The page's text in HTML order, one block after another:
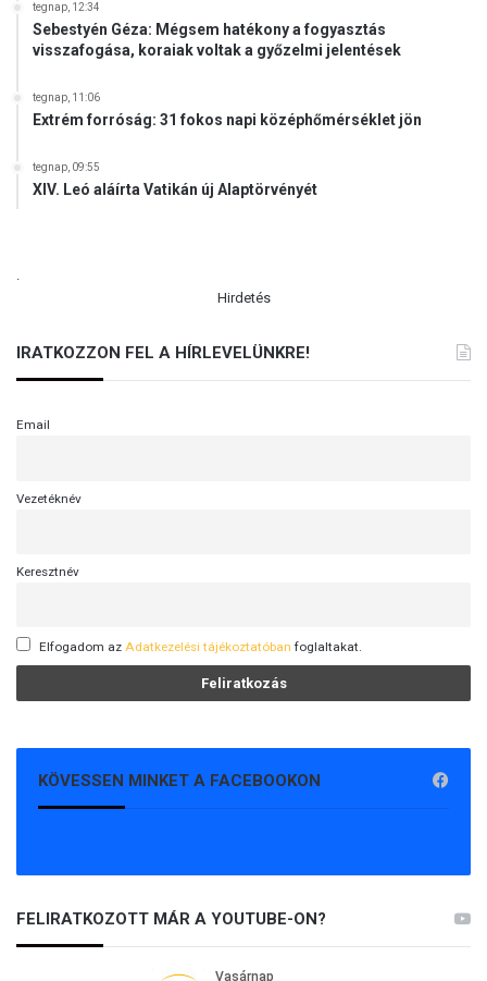
tegnap, 12:34
Sebestyén Géza: Mégsem hatékony a fogyasztás
visszafogása, koraiak voltak a győzelmi jelentések
tegnap, 11:06
Extrém forróság: 31 fokos napi középhőmérséklet jön
tegnap, 09:55
XIV. Leó aláírta Vatikán új Alaptörvényét
.
Hirdetés
IRATKOZZON FEL A HÍRLEVELÜNKRE!
Email
Vezetéknév
Keresztnév
Elfogadom az Adatkezelési tájékoztatóban foglaltakat.
KÖVESSEN MINKET A FACEBOOKON
FELIRATKOZOTT MÁR A YOUTUBE-ON?